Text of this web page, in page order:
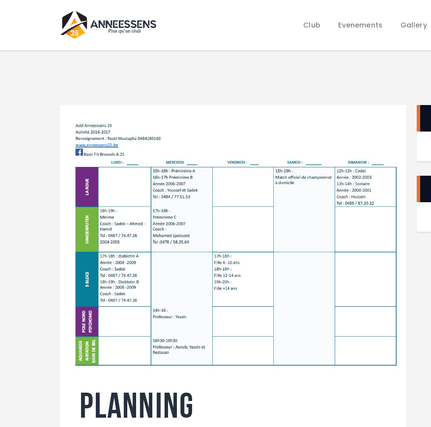
Club Evenements Gallery
Planning